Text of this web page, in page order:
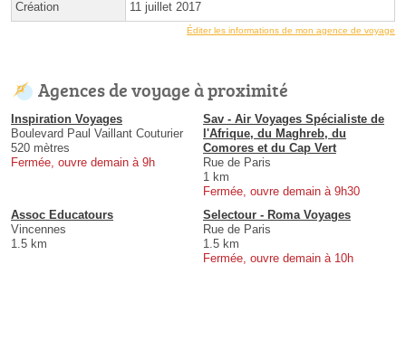
Création 11 juillet 2017
Éditer les informations de mon agence de voyage
Agences de voyage à proximité
Inspiration Voyages
Boulevard Paul Vaillant Couturier
520 mètres
Fermée, ouvre demain à 9h
Sav - Air Voyages Spécialiste de
l'Afrique, du Maghreb, du
Comores et du Cap Vert
Rue de Paris
1 km
Fermée, ouvre demain à 9h30
Assoc Educatours
Vincennes
1.5 km
Selectour - Roma Voyages
Rue de Paris
1.5 km
Fermée, ouvre demain à 10h